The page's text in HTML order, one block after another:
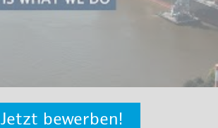
Jetzt bewerben!